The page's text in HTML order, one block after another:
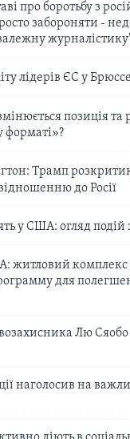
про боротьбу з
забороняти -
лідерів ЄС у
позиція та
Трамп
до Росії
у США: огляд подій
житловий комплекс
для
Лю Сяобо
наголосив на